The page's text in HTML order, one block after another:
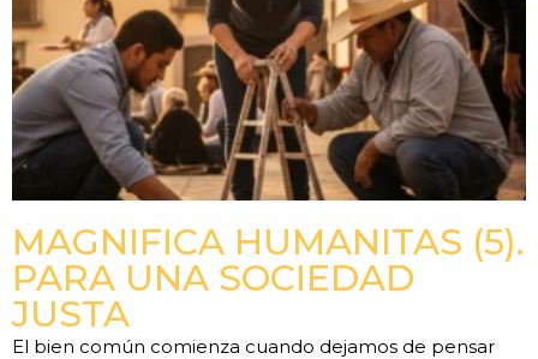
MAGNIFICA HUMANITAS (5).
PARA UNA SOCIEDAD
JUSTA
El bien común comienza cuando dejamos de pensar